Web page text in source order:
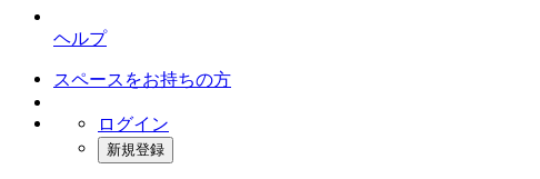
ヘルプ
スペースをお持ちの方
ログイン
新規登録